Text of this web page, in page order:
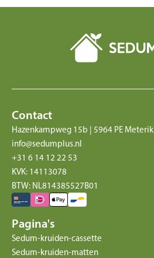
Contact
Hazenkampweg 15b | 5964 PE Meterik
info@sedumplus.nl
+31 6 14 12 22 53
KVK: 14113078
BTW: NL814385527B01
Pagina's
Sedum-kruiden-cassette
Sedum-kruiden-matten